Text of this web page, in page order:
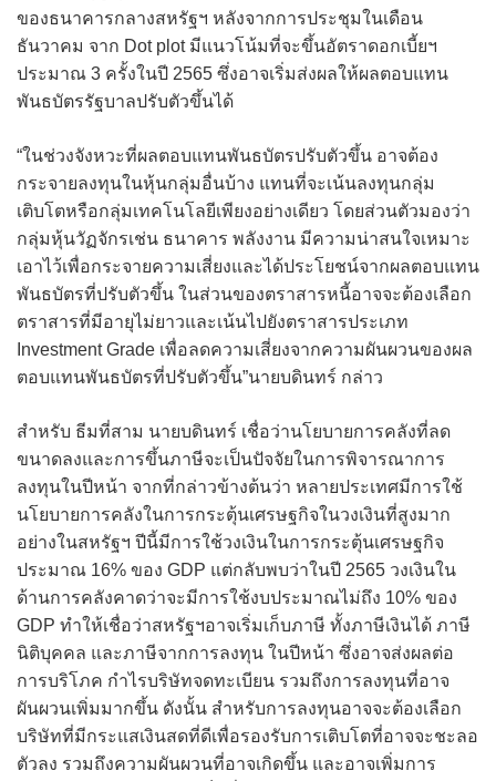
ของธนาคารกลางสหรัฐฯ หลังจากการประชุมในเดือน
ธันวาคม จาก Dot plot มีแนวโน้มที่จะขึ้นอัตราดอกเบี้ยฯ
ประมาณ 3 ครั้งในปี 2565 ซึ่งอาจเริ่มส่งผลให้ผลตอบแทน
พันธบัตรรัฐบาลปรับตัวขึ้นได้
“ในช่วงจังหวะที่ผลตอบแทนพันธบัตรปรับตัวขึ้น อาจต้อง
กระจายลงทุนในหุ้นกลุ่มอื่นบ้าง แทนที่จะเน้นลงทุนกลุ่ม
เติบโตหรือกลุ่มเทคโนโลยีเพียงอย่างเดียว โดยส่วนตัวมองว่า
กลุ่มหุ้นวัฏจักรเช่น ธนาคาร พลังงาน มีความน่าสนใจเหมาะ
เอาไว้เพื่อกระจายความเสี่ยงและได้ประโยชน์จากผลตอบแทน
พันธบัตรที่ปรับตัวขึ้น ในส่วนของตราสารหนี้อาจจะต้องเลือก
ตราสารที่มีอายุไม่ยาวและเน้นไปยังตราสารประเภท
Investment Grade เพื่อลดความเสี่ยงจากความผันผวนของผล
ตอบแทนพันธบัตรที่ปรับตัวขึ้น”นายบดินทร์ กล่าว
สำหรับ ธีมที่สาม นายบดินทร์ เชื่อว่านโยบายการคลังที่ลด
ขนาดลงและการขึ้นภาษีจะเป็นปัจจัยในการพิจารณาการ
ลงทุนในปีหน้า จากที่กล่าวข้างต้นว่า หลายประเทศมีการใช้
นโยบายการคลังในการกระตุ้นเศรษฐกิจในวงเงินที่สูงมาก
อย่างในสหรัฐฯ ปีนี้มีการใช้วงเงินในการกระตุ้นเศรษฐกิจ
ประมาณ 16% ของ GDP แต่กลับพบว่าในปี 2565 วงเงินใน
ด้านการคลังคาดว่าจะมีการใช้งบประมาณไม่ถึง 10% ของ
GDP ทำให้เชื่อว่าสหรัฐฯอาจเริ่มเก็บภาษี ทั้งภาษีเงินได้ ภาษี
นิติบุคคล และภาษีจากการลงทุน ในปีหน้า ซึ่งอาจส่งผลต่อ
การบริโภค กำไรบริษัทจดทะเบียน รวมถึงการลงทุนที่อาจ
ผันผวนเพิ่มมากขึ้น ดังนั้น สำหรับการลงทุนอาจจะต้องเลือก
บริษัทที่มีกระแสเงินสดที่ดีเพื่อรองรับการเติบโตที่อาจจะชะลอ
ตัวลง รวมถึงความผันผวนที่อาจเกิดขึ้น และอาจเพิ่มการ